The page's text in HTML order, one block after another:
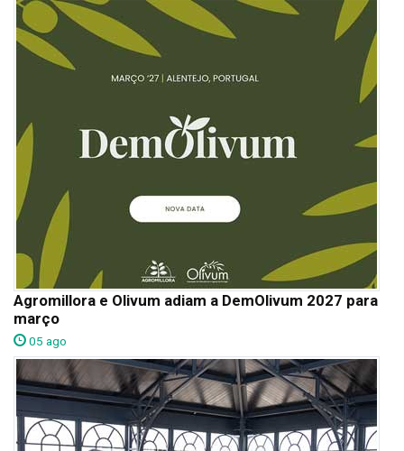
Agromillora e Olivum adiam a DemOlivum 2027 para
março
05 ago